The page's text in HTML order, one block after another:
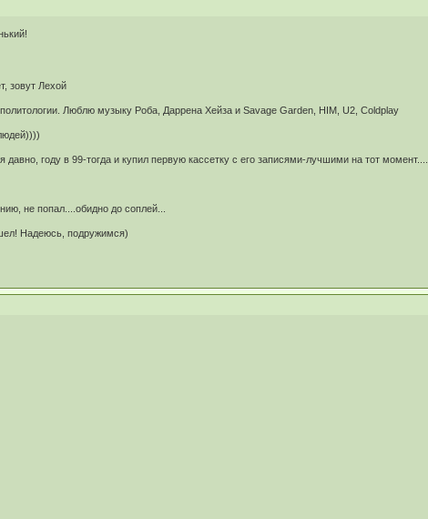
зовут Лехой
Люблю музыку Роба, Даррена Хейза и Savage Garden, HIM, U2, Coldplay
давно, году в 99-тогда и купил первую кассетку с его записями-лучшими на тот
не попал....обидно до соплей...
Надеюсь, подружимся)